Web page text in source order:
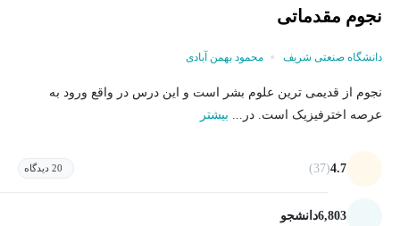
نجوم مقدماتی
دانشگاه صنعتی شریف محمود بهمن آبادی
نجوم از قدیمی ترین علوم بشر است و این درس در واقع ورود به
عرصه اخترفیزیک است. در... بیشتر
4.7
(37) 20 دیدگاه
6,803دانشجو